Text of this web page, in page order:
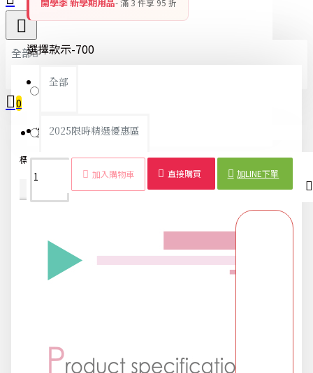
全部
全部
2025限時精選優惠區
618購物節
五金用品
0
您的購物車內沒有商品！
選擇款示-700
小狗
刺猬
加入購物車 直接購買 加LINE下單
標籤： 動物 筆袋 帆布 創意 簡約 文具袋 鉛筆盒 學生
商品詳情 配送時間